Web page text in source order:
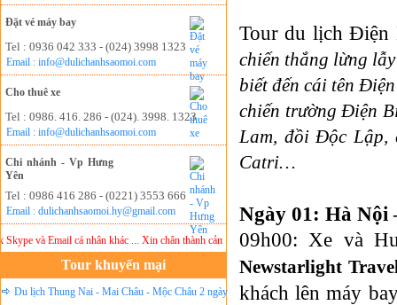
Đặt vé máy bay
Tel : 0936 042 333 - (024) 3998 1323
Email : info@dulichanhsaomoi.com
Cho thuê xe
Tel : 0986. 416. 286 - (024). 3998. 1323
Email : info@dulichanhsaomoi.com
Chi nhánh - Vp Hưng
Yên
Tel : 0986 416 286 - (0221) 3553 666
Email : dulichanhsaomoi.hy@gmail.com
Lưu ý:DU LỊCH ÁNH SAO MỚI
và Email cá nhân khác ... Xin chân thành cảm ơn!
Tour khuyến mại
Du lịch Thung Nai - Mai Châu - Mộc Châu 2 ngày
Tour du lịch Điện
chiến thắng lừng
biết đến cái tên
chiến trường Điện
Lam, đồi Độc Lập,
Catri…
Ngày 01: Hà Nội
09h00: Xe và
Newstarlight
khách lên máy